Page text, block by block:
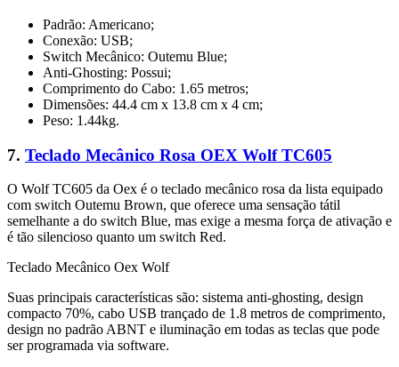
Padrão: Americano;
Conexão: USB;
Switch Mecânico: Outemu Blue;
Anti-Ghosting: Possui;
Comprimento do Cabo: 1.65 metros;
Dimensões: 44.4 cm x 13.8 cm x 4 cm;
Peso: 1.44kg.
7. Teclado Mecânico Rosa OEX Wolf TC605
O Wolf TC605 da Oex é o teclado mecânico rosa da lista equipado
com switch Outemu Brown, que oferece uma sensação tátil
semelhante a do switch Blue, mas exige a mesma força de ativação e
é tão silencioso quanto um switch Red.
Teclado Mecânico Oex Wolf
Suas principais características são: sistema anti-ghosting, design
compacto 70%, cabo USB trançado de 1.8 metros de comprimento,
design no padrão ABNT e iluminação em todas as teclas que pode
ser programada via software.